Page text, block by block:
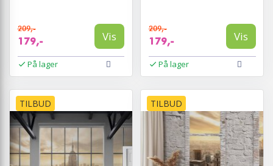
209,-
179,- Vis
På lager
209,-
179,- Vis
På lager
TILBUD TILBUD